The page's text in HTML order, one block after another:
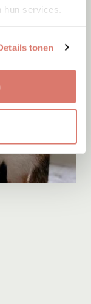
services.
tonen